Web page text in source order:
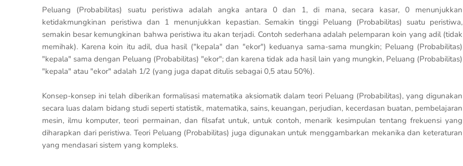
Peluang (Probabilitas) suatu peristiwa adalah angka antara 0 dan 1, di mana, secara kasar, 0 menunjukkan
ketidakmungkinan peristiwa dan 1 menunjukkan kepastian. Semakin tinggi Peluang (Probabilitas) suatu peristiwa,
semakin besar kemungkinan bahwa peristiwa itu akan terjadi. Contoh sederhana adalah pelemparan koin yang adil (tidak
memihak). Karena koin itu adil, dua hasil ("kepala" dan "ekor") keduanya sama-sama mungkin; Peluang (Probabilitas)
"kepala" sama dengan Peluang (Probabilitas) "ekor"; dan karena tidak ada hasil lain yang mungkin, Peluang (Probabilitas)
"kepala" atau "ekor" adalah 1/2 (yang juga dapat ditulis sebagai 0,5 atau 50%).
Konsep-konsep ini telah diberikan formalisasi matematika aksiomatik dalam teori Peluang (Probabilitas), yang digunakan
secara luas dalam bidang studi seperti statistik, matematika, sains, keuangan, perjudian, kecerdasan buatan, pembelajaran
mesin, ilmu komputer, teori permainan, dan filsafat untuk, untuk contoh, menarik kesimpulan tentang frekuensi yang
diharapkan dari peristiwa. Teori Peluang (Probabilitas) juga digunakan untuk menggambarkan mekanika dan keteraturan
yang mendasari sistem yang kompleks.